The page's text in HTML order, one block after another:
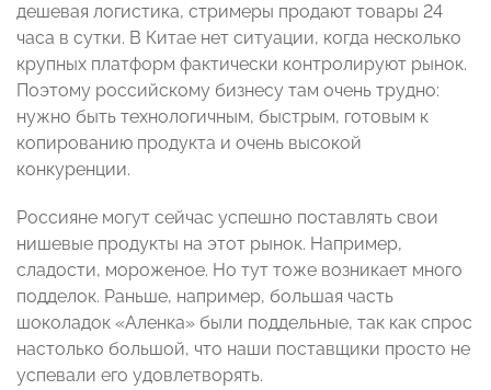
дешевая логистика, стримеры продают товары 24
часа в сутки. В Китае нет ситуации, когда несколько
крупных платформ фактически контролируют рынок.
Поэтому российскому бизнесу там очень трудно:
нужно быть технологичным, быстрым, готовым к
копированию продукта и очень высокой
конкуренции.
Россияне могут сейчас успешно поставлять свои
нишевые продукты на этот рынок. Например,
сладости, мороженое. Но тут тоже возникает много
подделок. Раньше, например, большая часть
шоколадок «Аленка» были поддельные, так как спрос
настолько большой, что наши поставщики просто не
успевали его удовлетворять.